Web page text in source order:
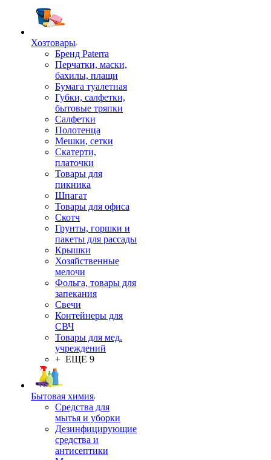
Хозтовары
Бренд Paterra
Перчатки, маски,
бахилы, плащи
Бумага туалетная
Губки, салфетки,
бытовые тряпки
Салфетки
Полотенца
Мешки, сетки
Скатерти,
платочки
Товары для
пикника
Шпагат
Товары для офиса
Скотч
Грунты, горшки и
пакеты для рассады
Крышки
Хозяйственные
мелочи
Фольга, товары для
запекания
Свечи
Контейнеры для
СВЧ
Товары для мед.
учреждений
+ ЕЩЕ 9
Бытовая химия
Средства для
мытья и уборки
Дезинфицирующие
средства и
антисептики